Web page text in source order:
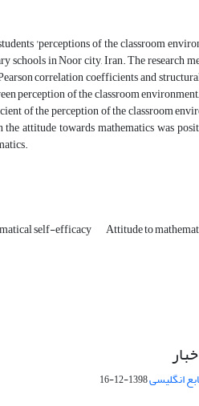
'perceptions of the classroom
in Noor city, Iran. The research
correlation coefficients and
perception of the classroom
of the perception of the classroom
attitude towards mathematics was
self-efficacy Attitude to
انگلیسی1398-12-16